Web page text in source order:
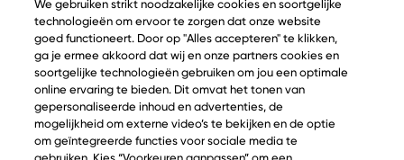
© Copyright 2026 Velder
Inspiratie
Kaascatalogus
Informatie
Over ons
We gebruiken strikt noodzakelijke cookies en soortgelijke
technologieën om ervoor te zorgen dat onze website
goed functioneert. Door op "Alles accepteren" te klikken,
ga je ermee akkoord dat wij en onze partners cookies en
soortgelijke technologieën gebruiken om jou een optimale
online ervaring te bieden. Dit omvat het tonen van
gepersonaliseerde inhoud en advertenties, de
mogelijkheid om externe video’s te bekijken en de optie
om geïntegreerde functies voor sociale media te